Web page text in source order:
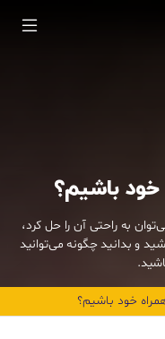
باشیم؟
به راحتی آن را حل کرد،
و بدانید چگونه می‌توانید
خود باشیم؟